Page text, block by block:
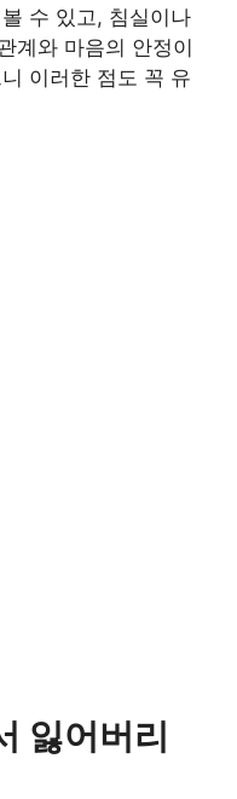
수 있고, 침실이나
계와 마음의 안정이
이러한 점도 꼭 유
잃어버리